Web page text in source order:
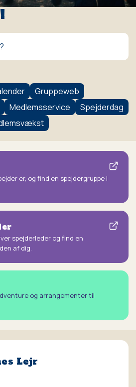
Gruppeweb
Medlemsservice
Spejderdag
er, og find en spejdergruppe i
spejderleder og find en
af dig.
og arrangementer til
Lejr